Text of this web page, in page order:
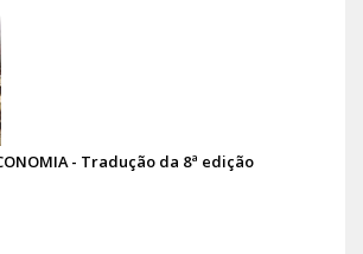
- Tradução da 8ª edição